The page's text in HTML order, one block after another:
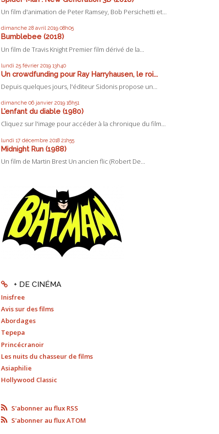
Un film d'animation de Peter Ramsey, Bob Persichetti et...
dimanche 28 avril 2019 08h05
Bumblebee (2018)
Un film de Travis Knight Premier film dérivé de la...
lundi 25 février 2019 13h40
Un crowdfunding pour Ray Harryhausen, le roi...
Depuis quelques jours, l'éditeur Sidonis propose un...
dimanche 06 janvier 2019 16h51
L'enfant du diable (1980)
Cliquez sur l'image pour accéder à la chronique du film...
lundi 17 décembre 2018 21h55
Midnight Run (1988)
Un film de Martin Brest Un ancien flic (Robert De...
+ DE CINÉMA
Inisfree
Avis sur des films
Abordages
Tepepa
Princécranoir
Les nuits du chasseur de films
Asiaphilie
Hollywood Classic
S'abonner au flux RSS
S'abonner au flux ATOM